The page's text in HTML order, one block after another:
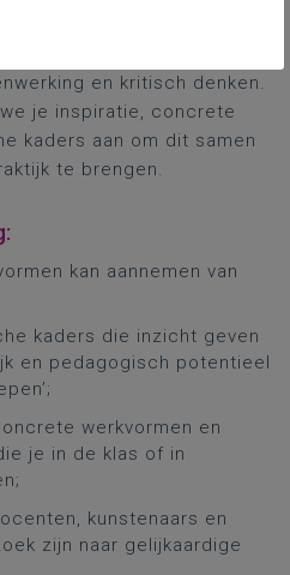
en kritisch denken.
je inspiratie, concrete
kaders aan om dit samen
te brengen.
kan aannemen van
kaders die inzicht geven
en pedagogisch potentieel
werkvormen en
je in de klas of in
kunstenaars en
zijn naar gelijkaardige